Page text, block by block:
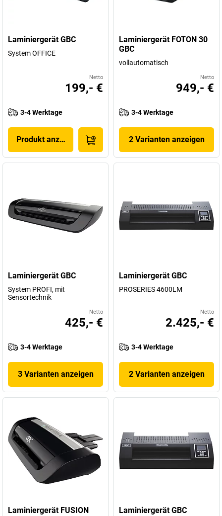
Laminiergerät GBC
System OFFICE
Netto
199,- €
3-4 Werktage
Produkt anzeigen
Laminiergerät FOTON 30
GBC
vollautomatisch
Netto
949,- €
3-4 Werktage
2 Varianten anzeigen
Laminiergerät GBC
System PROFI, mit
Sensortechnik
Netto
425,- €
3-4 Werktage
3 Varianten anzeigen
Laminiergerät GBC
PROSERIES 4600LM
Netto
2.425,- €
3-4 Werktage
2 Varianten anzeigen
Laminiergerät FUSION
Laminiergerät GBC